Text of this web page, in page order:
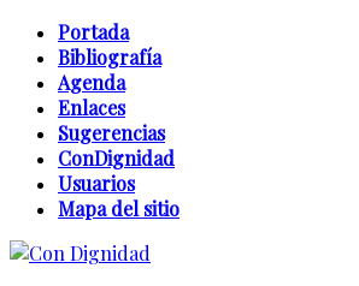
Portada
Bibliografía
Agenda
Enlaces
Sugerencias
ConDignidad
Usuarios
Mapa del sitio